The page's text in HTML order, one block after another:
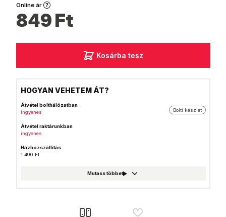
Online ár
849Ft
Kosárba tesz
HOGYAN VEHETEM ÁT?
Átvétel bolthálózatban
ingyenes
Bolti készlet
Átvétel raktárunkban
ingyenes
Házhozszállítás
1 490 Ft